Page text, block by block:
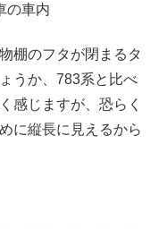
の車内
棚のフタが閉まるタ
うか、783系と比べ
感じますが、恐らく
に縦長に見えるから